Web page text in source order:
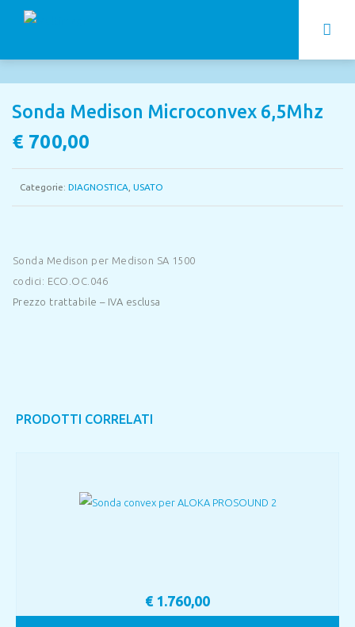
Sonda Medison Microconvex 6,5Mhz
€ 700,00
Categorie: DIAGNOSTICA USATO
Sonda Medison per Medison SA 1500
codici: ECO.OC.046
Prezzo trattabile – IVA esclusa
PRODOTTI CORRELATI
€ 1.760,00